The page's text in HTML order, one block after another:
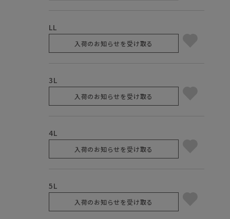
LL
入荷のお知らせを受け取る
3L
入荷のお知らせを受け取る
4L
入荷のお知らせを受け取る
5L
入荷のお知らせを受け取る